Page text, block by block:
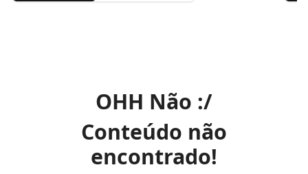
OHH Não :/
Conteúdo não
encontrado!